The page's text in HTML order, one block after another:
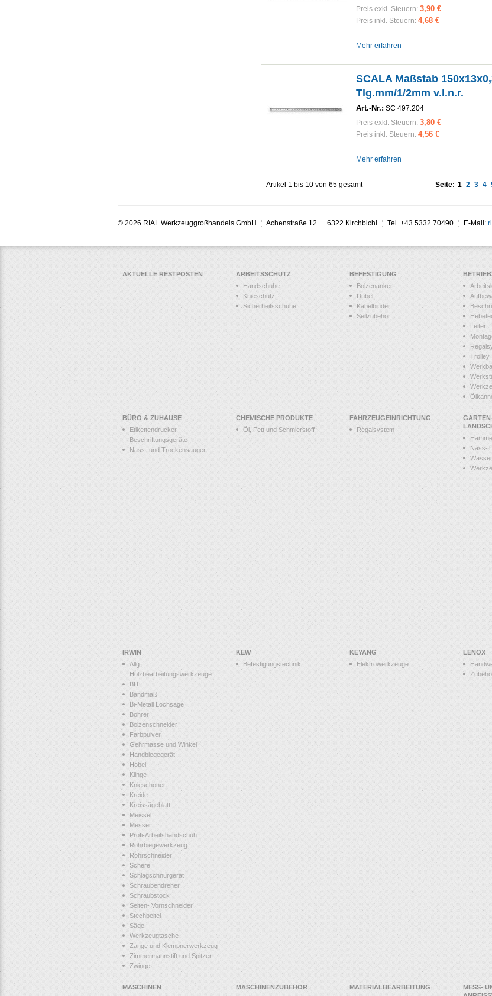
Preis exkl. Steuern: 3,90 €
Preis inkl. Steuern: 4,68 €
Mehr erfahren
SCALA Maßstab
Tlg.mm/1/2mm v.l.n.r.
Art.-Nr.: SC 497.204
Preis exkl. Steuern: 3,80 €
Preis inkl. Steuern: 4,56 €
Mehr erfahren
Artikel 1 bis 10 von 65 gesamt Seite: 1 2 3 4
© 2026 RIAL Werkzeuggroßhandels GmbH Achenstraße 12 6322 Kirchbichl Tel. +43 5332 70490 E-Mail:
AKTUELLE RESTPOSTEN
ARBEITSSCHUTZ
Handschuhe
Knieschutz
Sicherheitsschuhe
BEFESTIGUNG
Bolzenanker
Dübel
Kabelbinder
Seilzubehör
Leiter
Trolley
BÜRO & ZUHAUSE
Etikettendrucker,
Beschriftungsgeräte
Nass- und Trockensauger
CHEMISCHE PRODUKTE
Öl, Fett und Schmierstoff
FAHRZEUGEINRICHTUNG
Regalsystem
Nass-
IRWIN
Allg.
Holzbearbeitungswerkzeuge
BIT
Bandmaß
Bi-Metall Lochsäge
Bohrer
Bolzenschneider
Farbpulver
Gehrmasse und Winkel
Handbiegegerät
Hobel
Klinge
Knieschoner
Kreide
Kreissägeblatt
Meissel
Messer
Profi-Arbeitshandschuh
Rohrbiegewerkzeug
Rohrschneider
Schere
Schlagschnurgerät
Schraubendreher
Schraubstock
Seiten- Vornschneider
Stechbeitel
Säge
Werkzeugtasche
Zange und Klempnerwerkzeug
Zimmermannstift und Spitzer
Zwinge
KEW
Befestigungstechnik
KEYANG
Elektrowerkzeuge
LENOX
MASCHINEN
MASCHINENZUBEHÖR
MATERIALBEARBEITUNG
MESS-